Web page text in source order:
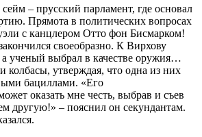
– прусский парламент, где основал
Прямота в политических вопросах
с канцлером Отто фон Бисмарком!
своеобразно. К Вирхову
а ученый выбрал в качестве оружия…
колбасы, утверждая, что одна из них
бациллами. «Его
оказать мне честь, выбрав и съев
другую!» – пояснил он секундантам.